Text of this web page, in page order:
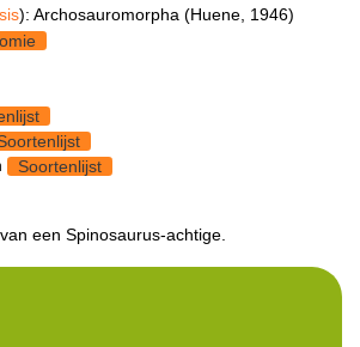
): Archosauromorpha (Huene, 1946)
Soortenlijst
een Spinosaurus-achtige.